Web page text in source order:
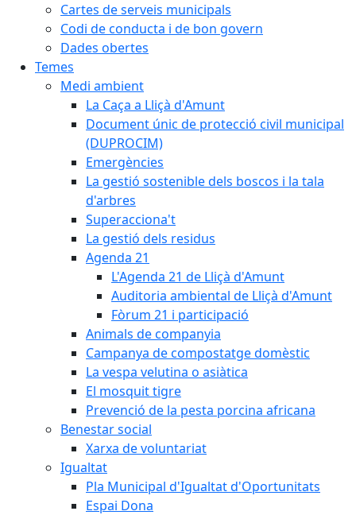
Cartes de serveis municipals
Codi de conducta i de bon govern
Dades obertes
Temes
Medi ambient
La Caça a Lliçà d'Amunt
Document únic de protecció civil municipal
(DUPROCIM)
Emergències
La gestió sostenible dels boscos i la tala
d'arbres
Superacciona't
La gestió dels residus
Agenda 21
L'Agenda 21 de Lliçà d'Amunt
Auditoria ambiental de Lliçà d'Amunt
Fòrum 21 i participació
Animals de companyia
Campanya de compostatge domèstic
La vespa velutina o asiàtica
El mosquit tigre
Prevenció de la pesta porcina africana
Benestar social
Xarxa de voluntariat
Igualtat
Pla Municipal d'Igualtat d'Oportunitats
Espai Dona